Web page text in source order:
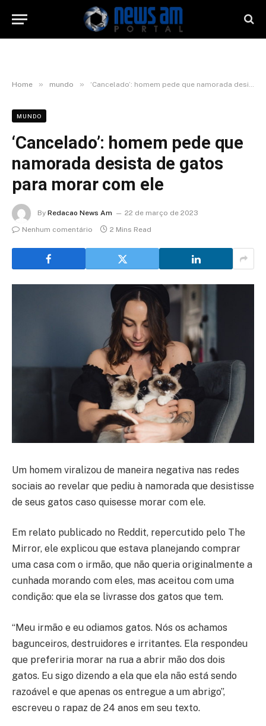
Home » mundo » ‘Cancelado’: homem pede que namorada desista de gatos para morar com ele
MUNDO
‘Cancelado’: homem pede que
namorada desista de gatos
para morar com ele
By Redacao News Am
22 de março de 2023
Nenhum comentário
2 Mins Read
Um homem viralizou de maneira negativa nas redes
sociais ao revelar que pediu à namorada que desistisse
de seus gatos caso quisesse morar com ele.
Em relato publicado no Reddit, repercutido pelo The
Mirror, ele explicou que estava planejando comprar
uma casa com o irmão, que não queria originalmente a
cunhada morando com eles, mas aceitou com uma
condição: que ela se livrasse dos gatos que tem.
“Meu irmão e eu odiamos gatos. Nós os achamos
bagunceiros, destruidores e irritantes. Ela respondeu
que preferiria morar na rua a abrir mão dos dois
gatos. Eu sigo dizendo a ela que ela não está sendo
razoável e que apenas os entregue a um abrigo”,
escreveu o rapaz de 24 anos em seu texto.